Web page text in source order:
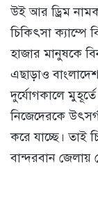
উই আর ড্রিম
চিকিৎসা ক্যাম্পে
হাজার মানুষকে
এছাড়াও
দুর্যোগকালে
নিজেদেরকে
করে যাচ্ছে। তাই
বান্দরবান জেলায়